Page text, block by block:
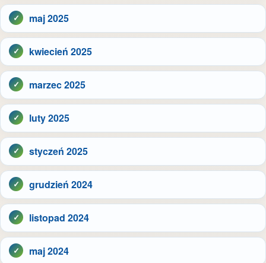
maj 2025
kwiecień 2025
marzec 2025
luty 2025
styczeń 2025
grudzień 2024
listopad 2024
maj 2024